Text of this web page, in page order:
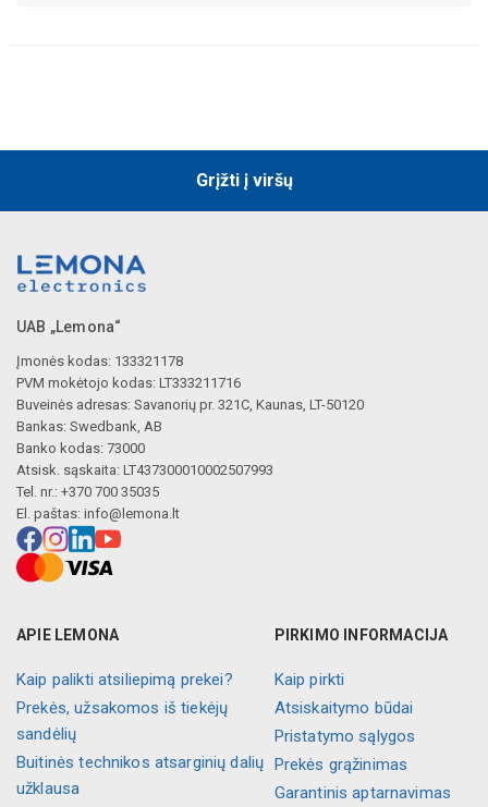
Grįžti į viršų
UAB „Lemona“
Įmonės kodas: 133321178
PVM mokėtojo kodas: LT333211716
Buveinės adresas: Savanorių pr. 321C, Kaunas, LT-50120
Bankas: Swedbank, AB
Banko kodas: 73000
Atsisk. sąskaita: LT437300010002507993
Tel. nr.: +370 700 35035
El. paštas: info@lemona.lt
APIE LEMONA
Kaip palikti atsiliepimą prekei?
Prekės, užsakomos iš tiekėjų
sandėlių
Buitinės technikos atsarginių dalių
užklausa
PIRKIMO INFORMACIJA
Kaip pirkti
Atsiskaitymo būdai
Pristatymo sąlygos
Prekės grąžinimas
Garantinis aptarnavimas